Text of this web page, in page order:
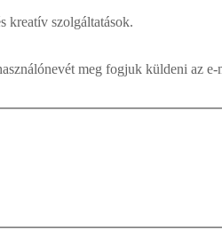
kreatív szolgáltatások.
meg fogjuk küldeni az e-